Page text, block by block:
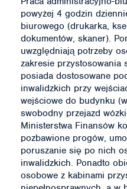
powyżej 4 godzin
biurowego (drukarka,
dokumentów, skaner).
uwzględniają potrzeby
zakresie przystosowania
posiada dostosowane
inwalidzkich przy
wejściowe do budynku
swobodny przejazd
Ministerstwa Finansów
pozbawione progów,
poruszanie się po nich
inwalidzkich. Ponadto
osobowe z kabinami